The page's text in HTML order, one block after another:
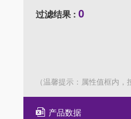
过滤结果 : 0
（温馨提示：属性值框内
产品数据